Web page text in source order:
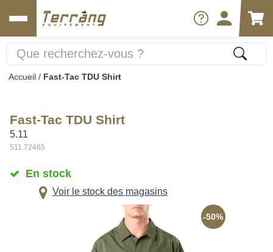
Accueil / Fast-Tac TDU Shirt
Fast-Tac TDU Shirt
5.11
511.72465
En stock
Voir le stock des magasins
-50%